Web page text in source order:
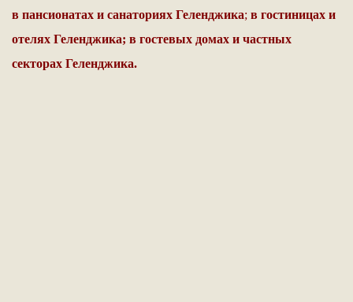
в пансионатах и санаториях Геленджика; в гостиницах и
отелях Геленджика; в гостевых домах и частных
секторах Геленджика.